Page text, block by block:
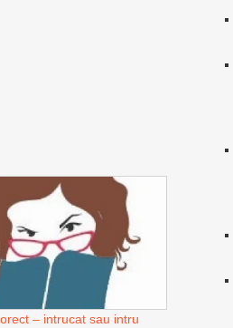
– intrucat sau intru